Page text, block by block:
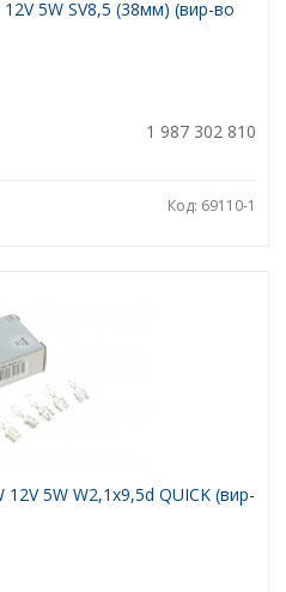
5W SV8,5 (38мм) (вир-во
1 987 302 810
Код: 69110-1
5W W2,1x9,5d QUICK (вир-